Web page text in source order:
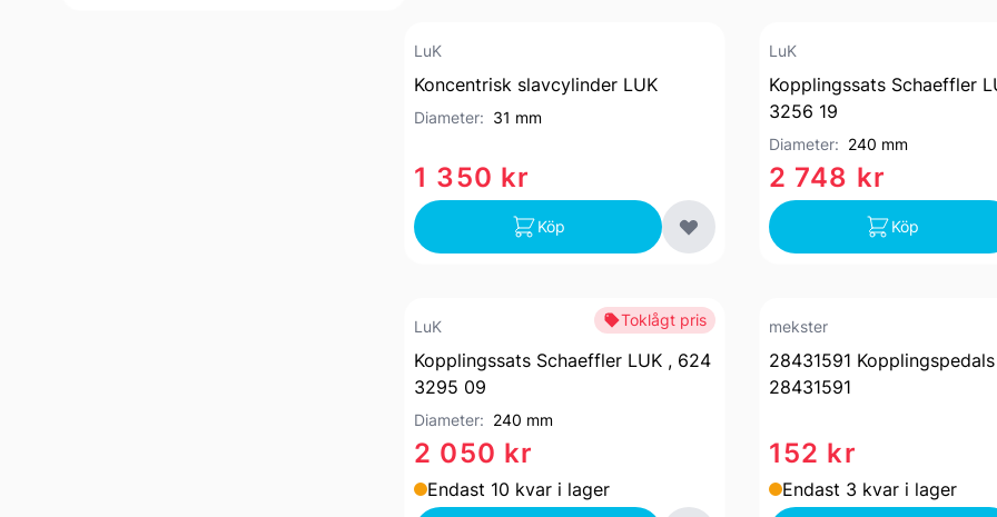
LuK
Koncentrisk slavcylinder LUK
Diameter: 31 mm
1 350 kr
Köp
LuK
Kopplingssats Schaeffler
3256 19
Diameter: 240 mm
2 748 kr
Köp
Toklågt pris
LuK
Kopplingssats Schaeffler LUK , 624
3295 09
Diameter: 240 mm
2 050 kr
Endast 10 kvar i lager
mekster
28431591
28431591
152 kr
Endast 3 kvar i lager